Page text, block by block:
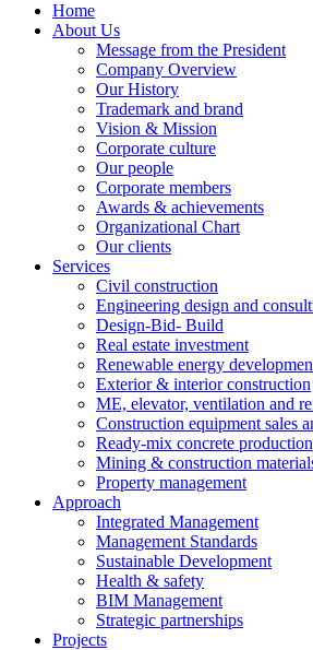
Home
About Us
Message from the President
Company Overview
Our History
Trademark and brand
Vision & Mission
Corporate culture
Our people
Corporate members
Awards & achievements
Organizational Chart
Our clients
Services
Civil construction
Engineering design and
Design-Bid- Build
Real estate investment
Renewable energy
Exterior & interior construction
ME, elevator, ventilation and
Construction equipment sales
Ready-mix concrete production
Mining & construction
Property management
Approach
Integrated Management
Management Standards
Sustainable Development
Health & safety
BIM Management
Strategic partnerships
Projects